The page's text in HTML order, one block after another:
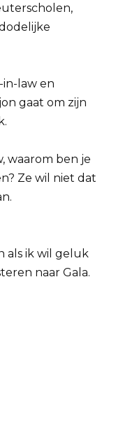
in-law en
gaat om zijn
waarom ben je
Ze wil niet dat
als ik wil geluk
naar Gala.